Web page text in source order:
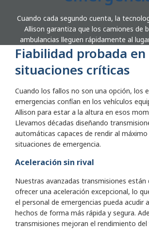
Cuando cada segundo cuenta, la
Allison garantiza que los camiones de
ambulancias lleguen rápidamente al
Fiabilidad probada en
situaciones críticas
Cuando los fallos no son una opción, los
emergencias confían en los vehículos
Allison para estar a la altura en esos
Llevamos décadas diseñando
automáticas capaces de rendir al máximo
situaciones de emergencia.
Aceleración sin rival
Nuestras avanzadas transmisiones están
ofrecer una aceleración excepcional, lo
el personal de emergencias pueda acudir
hechos de forma más rápida y segura.
transmisiones mejoran el rendimiento del